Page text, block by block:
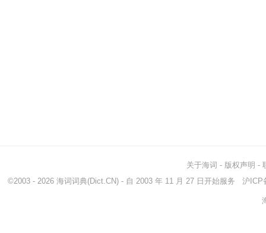
关于海词 - 版权声明 -
©2003 - 2026 海词词典(Dict.CN) - 自 2003 年 11 月 27 日开始服务 沪ICP